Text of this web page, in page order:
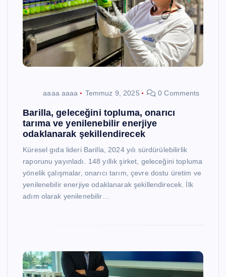
aaaa aaaa Temmuz 9, 2025 0 Comments
Barilla, geleceğini topluma, onarıcı
tarıma ve yenilenebilir enerjiye
odaklanarak şekillendirecek
Küresel gıda lideri Barilla, 2024 yılı sürdürülebilirlik
raporunu yayınladı. 148 yıllık şirket, geleceğini topluma
yönelik çalışmalar, onarıcı tarım, çevre dostu üretim ve
yenilenebilir enerjiye odaklanarak şekillendirecek. İlk
adım olarak yenilenebilir…